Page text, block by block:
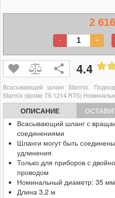
2 616
- +
4.4
Всасывающий шланг Starmix.
Starmix (кроме TS 1214 RTS)
ОПИСАНИЕ
Всасывающий шланг с
соединениями
Шланги могут быть
удлинения
Только для приборов с
проводом
Номинальный диаметр: 35 мм
Длина 3,2 м